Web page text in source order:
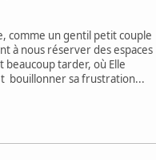
comme un gentil petit couple
à nous réserver des espaces
beaucoup tarder, où Elle
bouillonner sa frustration...